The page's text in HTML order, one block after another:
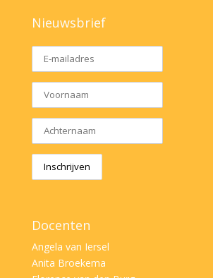
Nieuwsbrief
Docenten
Angela van Iersel
Anita Broekema